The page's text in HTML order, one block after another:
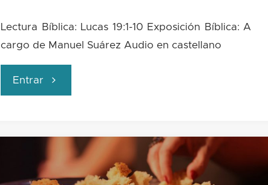
Lectura Bíblica: Lucas 19:1-10 Exposición Bíblica: A
cargo de Manuel Suárez Audio en castellano
Entrar "Jesús
las
personas